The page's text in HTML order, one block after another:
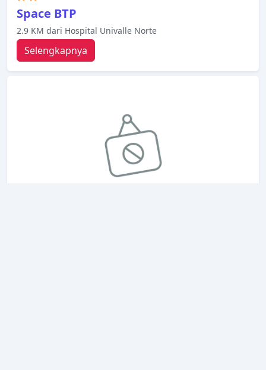
Space BTP
2.9 KM dari Hospital Univalle Norte
Selengkapnya